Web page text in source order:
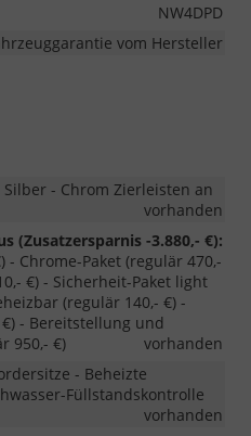
NW4DPD
vom Hersteller
- Chrom Zierleisten an
vorhanden
(Zusatzersparnis -3.880,- €):
- Chrome-Paket (regulär 470,-
€) - Sicherheit-Paket light
(regulär 140,- €) -
- Bereitstellung und
950,- €)
vorhanden
- Beheizte
Füllstandskontrolle
vorhanden